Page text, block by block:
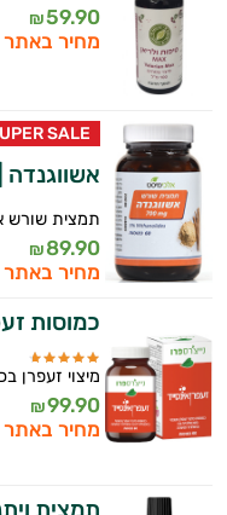
59.90
₪
מחיר באתר
SALE
אשווגנדה
תמצית שורש
89.90
₪
מחיר באתר
כמוסות
מיצוי זעפרן
99.90
₪
מחיר באתר
תמצית